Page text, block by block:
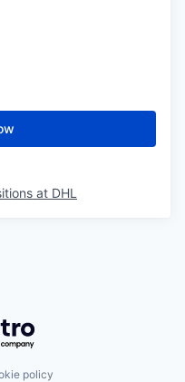
at DHL
Getro.com
policy